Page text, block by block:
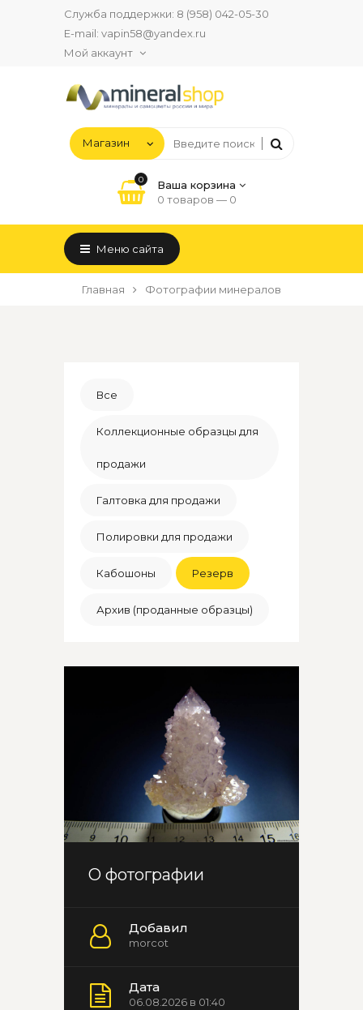
Служба поддержки: 8 (958) 042-05-30
E-mail: vapin58@yandex.ru
Мой аккаунт
0
Ваша корзина
0 товаров — 0
Меню сайта
Главная Фотографии минералов
Все
Коллекционные образцы для
продажи
Галтовка для продажи
Полировки для продажи
Кабошоны Резерв
Архив (проданные образцы)
О фотографии
Добавил
morcot
Дата
06.08.2026 в 01:40